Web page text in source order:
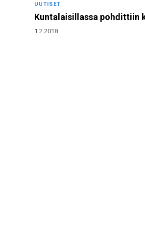
UUTISET
Kuntalaisillassa pohdittiin
1.2.2018